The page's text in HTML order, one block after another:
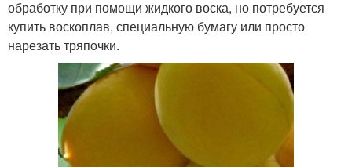
обработку при помощи жидкого воска, но потребуется
купить воскоплав, специальную бумагу или просто
нарезать тряпочки.